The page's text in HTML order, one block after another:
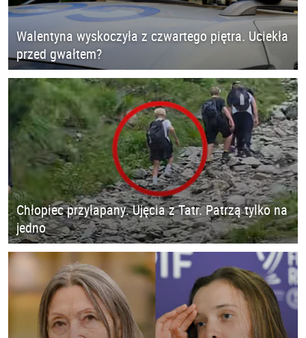
Walentyna wyskoczyła z czwartego piętra. Uciekła
przed gwałtem?
Chłopiec przyłapany. Ujęcia z Tatr. Patrzą tylko na
jedno